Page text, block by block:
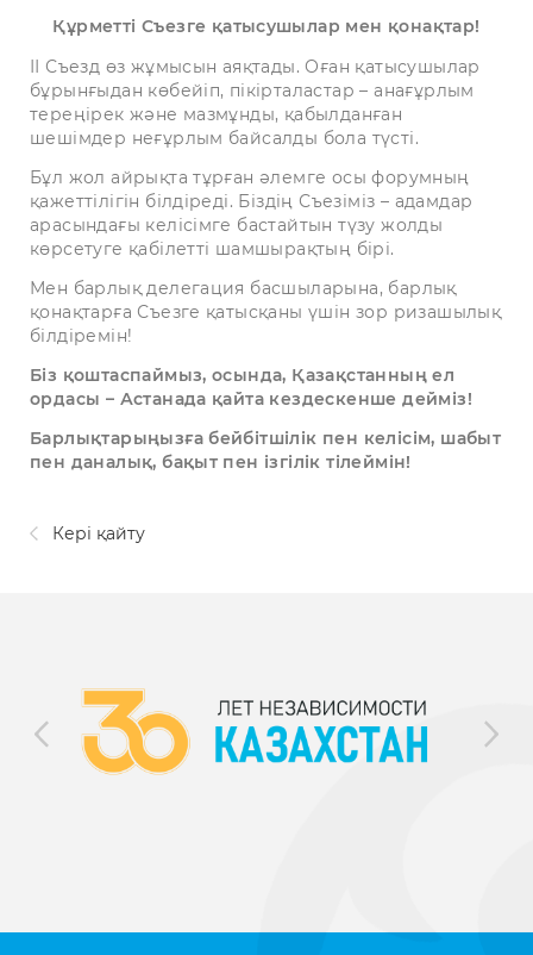
Құрметті Съезге қатысушылар мен қонақтар!
ІІ Съезд өз жұмысын аяқтады. Оған қатысушылар
бұрынғыдан көбейіп, пікірталастар – анағұрлым
тереңірек және мазмұнды, қабылданған
шешімдер неғұрлым байсалды бола түсті.
Бұл жол айрықта тұрған әлемге осы форумның
қажеттілігін білдіреді. Біздің Съезіміз – адамдар
арасындағы келісімге бастайтын түзу жолды
көрсетуге қабілетті шамшырақтың бірі.
Мен барлық делегация басшыларына, барлық
қонақтарға Съезге қатысқаны үшін зор ризашылық
білдіремін!
Біз қоштаспаймыз, осында, Қазақстанның ел
ордасы – Астанада қайта кездескенше дейміз!
Барлықтарыңызға бейбітшілік пен келісім, шабыт
пен даналық, бақыт пен ізгілік тілеймін!
Кері қайту